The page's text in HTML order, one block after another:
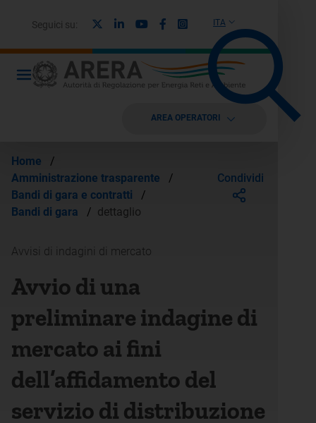
ITA
Seguici su: LinkedinYoutubeFacebook
Instagram
AREA OPERATORI
Home
/
Amministrazione trasparente
/
Bandi di gara e contratti
/
Bandi di gara
/ dettaglio
Condividi
Avvisi di indagini di mercato
Avvio di una
preliminare indagine di
mercato ai fini
dell’affidamento del
servizio di distribuzione